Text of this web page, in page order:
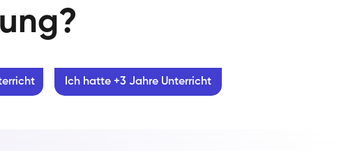
Ich hatte +3 Jahre Unterricht